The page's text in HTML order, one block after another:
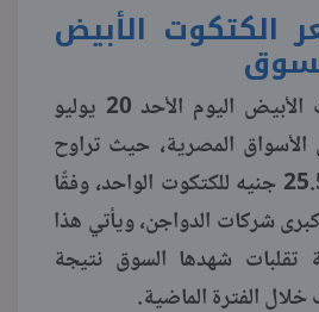
الكتكوت الأبيض
سجل سعر الكتكوت الأبيض اليوم الأحد 20 يوليو
في الأسواق المصرية، حيث تراوح
السعر بين 25 إلى 25.5 جنيه للكتكوت الواحد، وفقًا
شركات الدواجن، ويأتي هذا
تقلبات شهدها السوق نتيجة
خلال الفترة الماضية.